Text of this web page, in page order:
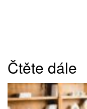
Čtěte dále